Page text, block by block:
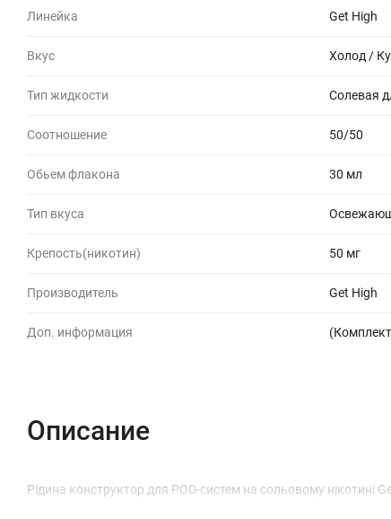
Линейка Get High
Вкус Холод /
Тип жидкости Солевая
Соотношение 50/50
Обьем флакона 30 мл
Тип вкуса
Крепость(никотин) 50 мг
Производитель Get High
Доп. информация
Описание
Рідина конструктор для POD-систем на сольовому